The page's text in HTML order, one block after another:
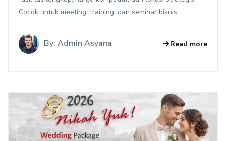
Cocok untuk meeting, training, dan seminar bisnis.
By: Admin Asyana Read more